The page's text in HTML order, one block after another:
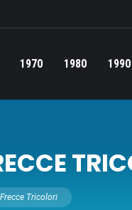
1970 1980 1990
Tricolori